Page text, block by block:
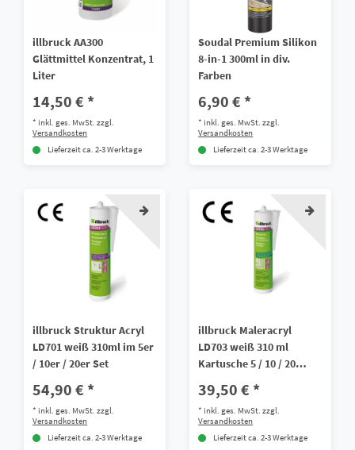
illbruck AA300
Glättmittel Konzentrat, 1
Liter
14,50 € *
*inkl. ges. MwSt. zzgl.
Versandkosten
Lieferzeit ca. 2-3 Werktage
Soudal Premium Silikon
8-in-1 300ml in div.
Farben
6,90 € *
*inkl. ges. MwSt. zzgl.
Versandkosten
Lieferzeit ca. 2-3 Werktage
illbruck Struktur Acryl
LD701 weiß 310ml im 5er
/ 10er / 20er Set
54,90 € *
*inkl. ges. MwSt. zzgl.
Versandkosten
Lieferzeit ca. 2-3 Werktage
illbruck Maleracryl
LD703 weiß 310 ml
Kartusche 5 / 10 / 20
39,50 € *
*inkl. ges. MwSt. zzgl.
Versandkosten
Lieferzeit ca. 2-3 Werktage